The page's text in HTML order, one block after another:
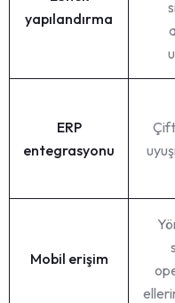
yapılandırma
ERP
entegrasyonu
Mobil erişim